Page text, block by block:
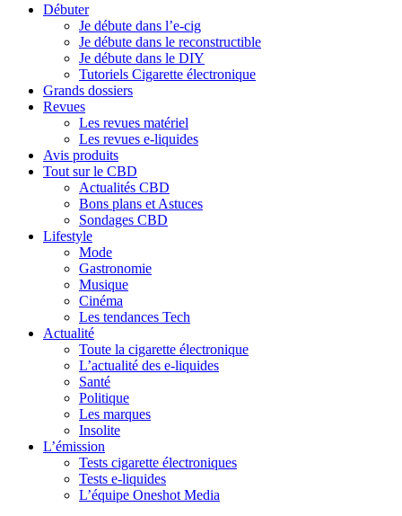
Débuter
Je débute dans l’e-cig
Je débute dans le reconstructible
Je débute dans le DIY
Tutoriels Cigarette électronique
Grands dossiers
Revues
Les revues matériel
Les revues e-liquides
Avis produits
Tout sur le CBD
Actualités CBD
Bons plans et Astuces
Sondages CBD
Lifestyle
Mode
Gastronomie
Musique
Cinéma
Les tendances Tech
Actualité
Toute la cigarette électronique
L’actualité des e-liquides
Santé
Politique
Les marques
Insolite
L’émission
Tests cigarette électroniques
Tests e-liquides
L’équipe Oneshot Media